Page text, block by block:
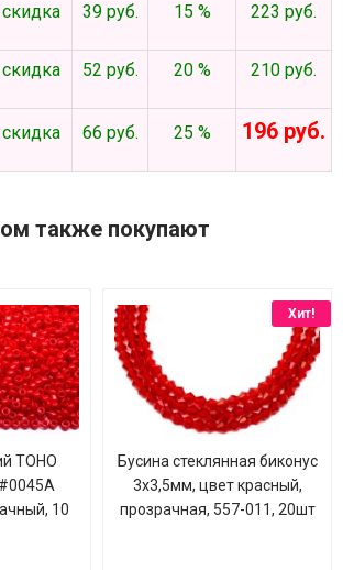
39 руб. 15 % 223 руб.
52 руб. 20 % 210 руб.
66 руб. 25 % 196 руб.
также покупают
TOHO
10
Хит!
Бусина стеклянная биконус
3х3,5мм, цвет красный,
прозрачная, 557-011, 20шт